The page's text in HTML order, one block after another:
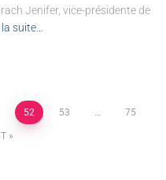
Jenifer, vice-présidente de
suite…
52 53 75